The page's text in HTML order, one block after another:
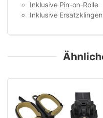
Inklusive Pin-on-Rolle
Inklusive Ersatzklingen